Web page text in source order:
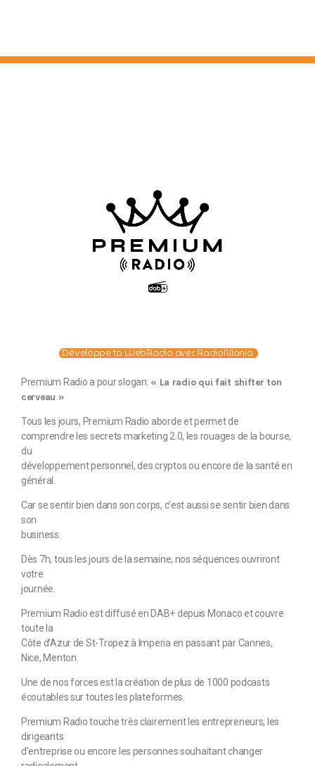
Développe ta WebRadio avec RadioMania
Premium Radio a pour slogan: « La radio qui fait shifter ton
cerveau »
Tous les jours, Premium Radio aborde et permet de
comprendre les secrets marketing 2.0, les rouages de la bourse,
du
développement personnel, des cryptos ou encore de la santé en
général.
Car se sentir bien dans son corps, c’est aussi se sentir bien dans
son
business.
Dès 7h, tous les jours de la semaine, nos séquences ouvriront
votre
journée.
Premium Radio est diffusé en DAB+ depuis Monaco et couvre
toute la
Côte d’Azur de St-Tropez à Imperia en passant par Cannes,
Nice, Menton.
Une de nos forces est la création de plus de 1000 podcasts
écoutables sur toutes les plateformes.
Premium Radio touche très clairement les entrepreneurs, les
dirigeants
d’entreprise ou encore les personnes souhaitant changer